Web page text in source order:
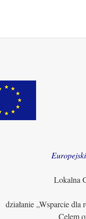
Lokalna
działanie „Wsparcie
Celem